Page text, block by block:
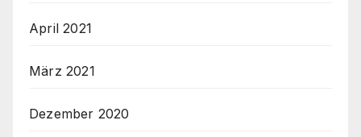
April 2021
März 2021
Dezember 2020